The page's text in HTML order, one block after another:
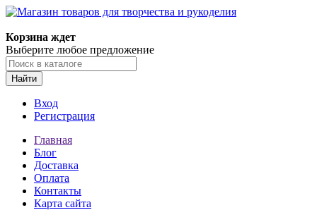
Корзина ждет
Выберите любое предложение
Найти
Вход
Регистрация
Главная
Блог
Доставка
Оплата
Контакты
Карта сайта